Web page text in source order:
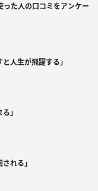
た人の口コミをアンケー
人生が飛躍する」
」
れる」